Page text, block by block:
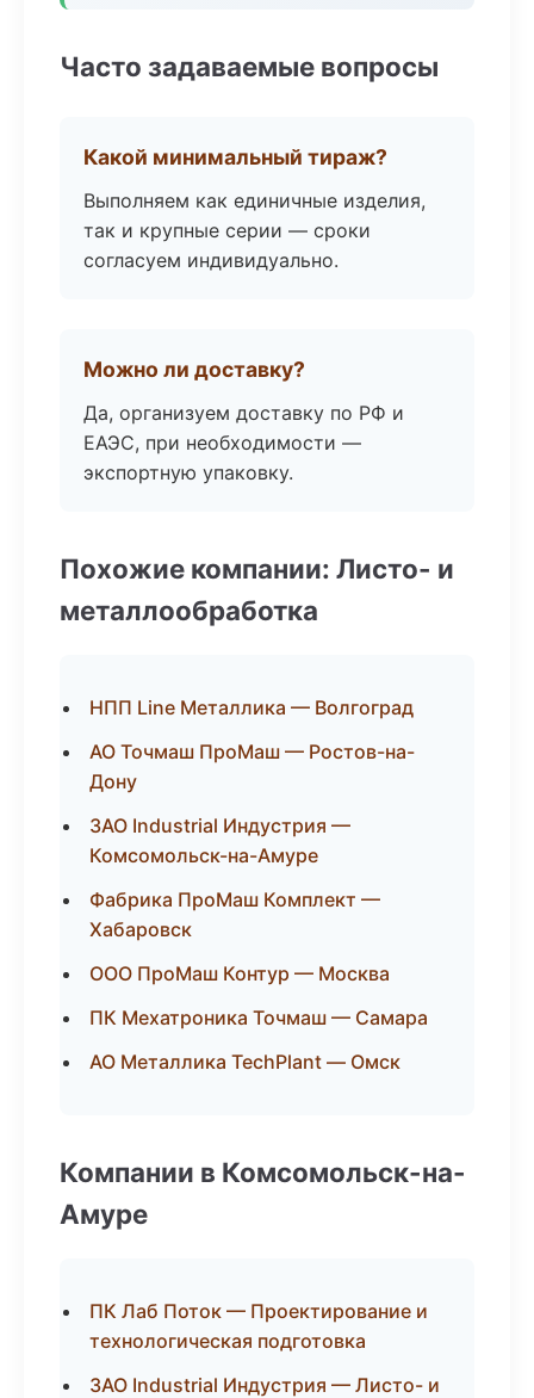
Часто задаваемые вопросы
Какой минимальный тираж?
Выполняем как единичные изделия,
так и крупные серии — сроки
согласуем индивидуально.
Можно ли доставку?
Да, организуем доставку по РФ и
ЕАЭС, при необходимости —
экспортную упаковку.
Похожие компании: Листо- и
металлообработка
НПП Line Металлика — Волгоград
АО Точмаш ПроМаш — Ростов-на-
Дону
ЗАО Industrial Индустрия —
Комсомольск-на-Амуре
Фабрика ПроМаш Комплект —
Хабаровск
ООО ПроМаш Контур — Москва
ПК Мехатроника Точмаш — Самара
АО Металлика TechPlant — Омск
Компании в Комсомольск-на-
Амуре
ПК Лаб Поток — Проектирование и
технологическая подготовка
ЗАО Industrial Индустрия — Листо- и